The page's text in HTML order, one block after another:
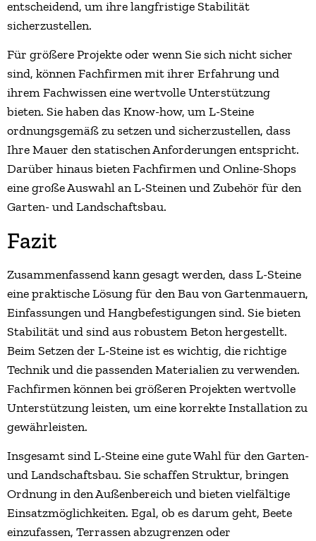
entscheidend, um ihre langfristige Stabilität
sicherzustellen.
Für größere Projekte oder wenn Sie sich nicht sicher
sind, können Fachfirmen mit ihrer Erfahrung und
ihrem Fachwissen eine wertvolle Unterstützung
bieten. Sie haben das Know-how, um L-Steine
ordnungsgemäß zu setzen und sicherzustellen, dass
Ihre Mauer den statischen Anforderungen entspricht.
Darüber hinaus bieten Fachfirmen und Online-Shops
eine große Auswahl an L-Steinen und Zubehör für den
Garten- und Landschaftsbau.
Fazit
Zusammenfassend kann gesagt werden, dass L-Steine
eine praktische Lösung für den Bau von Gartenmauern,
Einfassungen und Hangbefestigungen sind. Sie bieten
Stabilität und sind aus robustem Beton hergestellt.
Beim Setzen der L-Steine ist es wichtig, die richtige
Technik und die passenden Materialien zu verwenden.
Fachfirmen können bei größeren Projekten wertvolle
Unterstützung leisten, um eine korrekte Installation zu
gewährleisten.
Insgesamt sind L-Steine eine gute Wahl für den Garten-
und Landschaftsbau. Sie schaffen Struktur, bringen
Ordnung in den Außenbereich und bieten vielfältige
Einsatzmöglichkeiten. Egal, ob es darum geht, Beete
einzufassen, Terrassen abzugrenzen oder